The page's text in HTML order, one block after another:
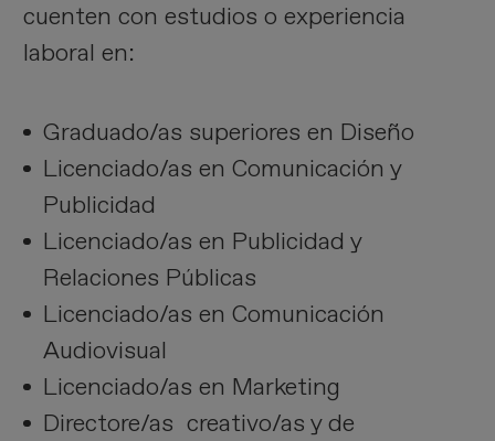
cuenten con estudios o experiencia
laboral en:
Graduado/as superiores en Diseño
Licenciado/as en Comunicación y
Publicidad
Licenciado/as en Publicidad y
Relaciones Públicas
Licenciado/as en Comunicación
Audiovisual
Licenciado/as en Marketing
Directore/as creativo/as y de